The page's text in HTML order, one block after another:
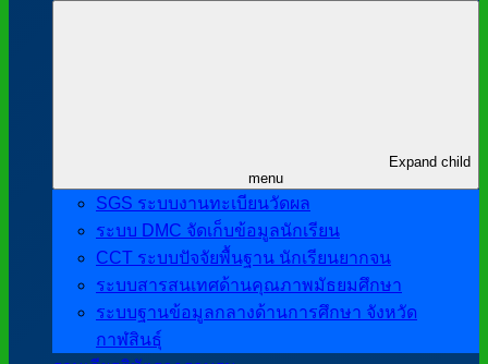
Expand child
menu
SGS ระบบงานทะเบียนวัดผล
ระบบ DMC จัดเก็บข้อมูลนักเรียน
CCT ระบบปัจจัยพื้นฐาน นักเรียนยากจน
ระบบสารสนเทศด้านคุณภาพมัธยมศึกษา
ระบบฐานข้อมูลกลางด้านการศึกษา จังหวัด
กาฬสินธุ์